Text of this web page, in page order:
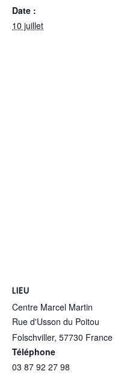
Date :
10 juillet
LIEU
Centre Marcel Martin
Rue d'Usson du Poitou
Folschviller, 57730 France
Téléphone
03 87 92 27 98